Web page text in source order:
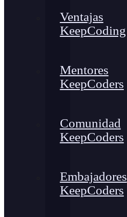
Ventajas
KeepCoding
Mentores
KeepCoders
Comunidad
KeepCoders
Embajadores
KeepCoders